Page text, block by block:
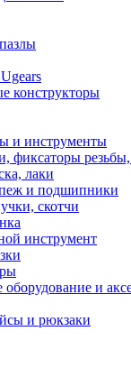
конструкторы
и инструменты
фиксаторы
лаки
и подшипники
скотчи
инструмент
оборудование и
и рюкзаки